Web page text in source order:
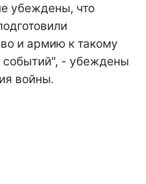
убеждены, что
и армию к такому
событий", - убеждены
войны.